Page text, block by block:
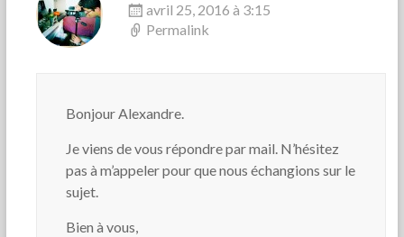
avril 25, 2016 à 3:15
Permalink
Bonjour Alexandre.
Je viens de vous répondre par mail. N’hésitez
pas à m’appeler pour que nous échangions sur le
sujet.
Bien à vous,